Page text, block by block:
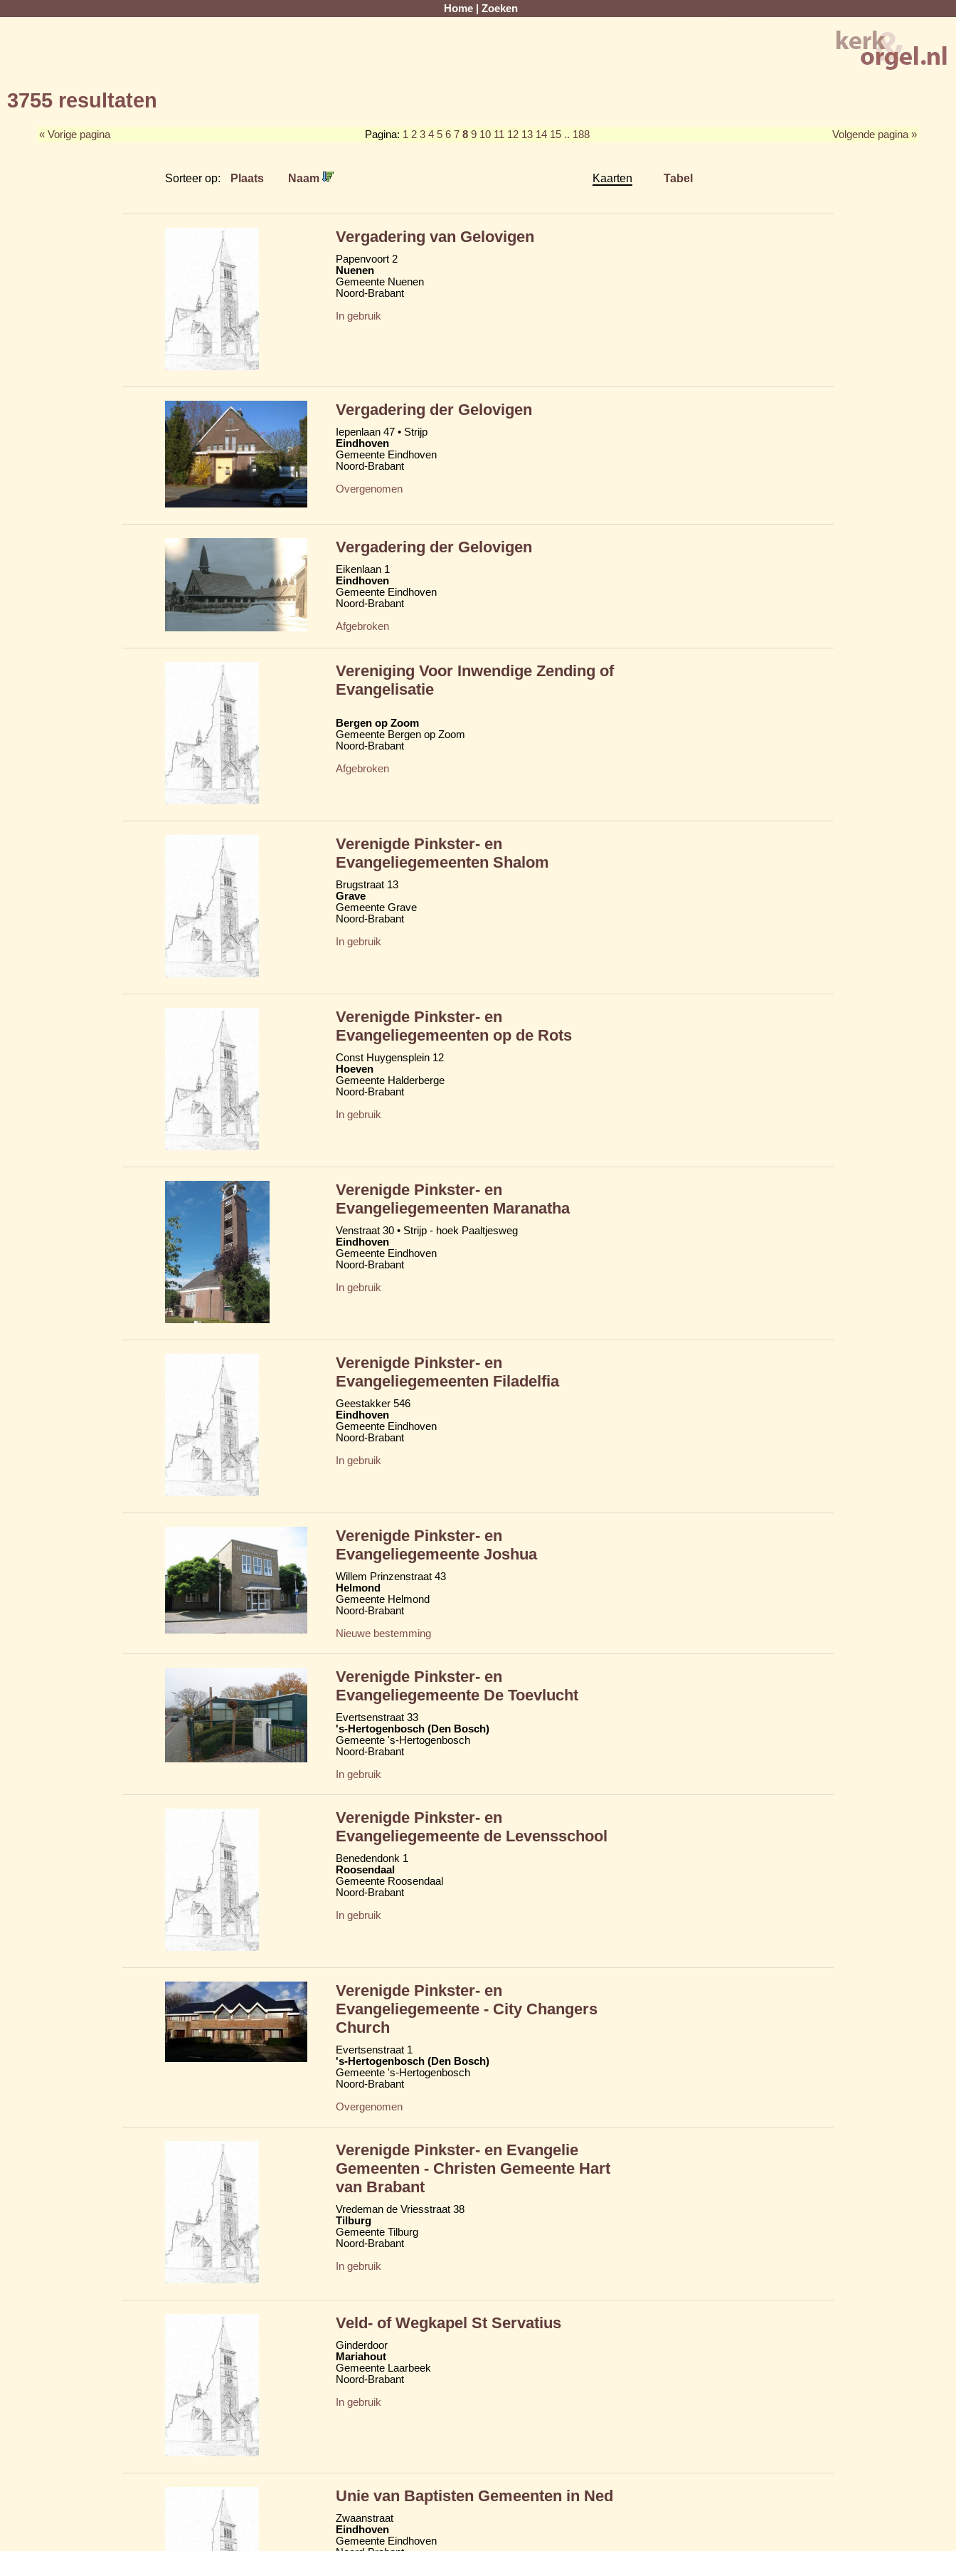
Home Zoeken
3755 resultaten
« Vorige pagina Pagina: 1 2 3 4 5 6 7 8 9 10 11 12 13 14 15 .. 188 Volgende pagina »
Sorteer op: Plaats Naam Kaarten Tabel
Vergadering van Gelovigen
Papenvoort 2
Nuenen
Gemeente Nuenen
Noord-Brabant
In gebruik
Vergadering der Gelovigen
Iepenlaan 47 • Strijp
Eindhoven
Gemeente Eindhoven
Noord-Brabant
Overgenomen
Vergadering der Gelovigen
Eikenlaan 1
Eindhoven
Gemeente Eindhoven
Noord-Brabant
Afgebroken
Vereniging Voor Inwendige Zending of
Evangelisatie
Bergen op Zoom
Gemeente Bergen op Zoom
Noord-Brabant
Afgebroken
Verenigde Pinkster- en
Evangeliegemeenten Shalom
Brugstraat 13
Grave
Gemeente Grave
Noord-Brabant
In gebruik
Verenigde Pinkster- en
Evangeliegemeenten op de Rots
Const Huygensplein 12
Hoeven
Gemeente Halderberge
Noord-Brabant
In gebruik
Verenigde Pinkster- en
Evangeliegemeenten Maranatha
Venstraat 30 • Strijp - hoek Paaltjesweg
Eindhoven
Gemeente Eindhoven
Noord-Brabant
In gebruik
Verenigde Pinkster- en
Evangeliegemeenten Filadelfia
Geestakker 546
Eindhoven
Gemeente Eindhoven
Noord-Brabant
In gebruik
Verenigde Pinkster- en
Evangeliegemeente Joshua
Willem Prinzenstraat 43
Helmond
Gemeente Helmond
Noord-Brabant
Nieuwe bestemming
Verenigde Pinkster- en
Evangeliegemeente De Toevlucht
Evertsenstraat 33
's-Hertogenbosch (Den Bosch)
Gemeente 's-Hertogenbosch
Noord-Brabant
In gebruik
Verenigde Pinkster- en
Evangeliegemeente de Levensschool
Benedendonk 1
Roosendaal
Gemeente Roosendaal
Noord-Brabant
In gebruik
Verenigde Pinkster- en
Evangeliegemeente - City Changers
Church
Evertsenstraat 1
's-Hertogenbosch (Den Bosch)
Gemeente 's-Hertogenbosch
Noord-Brabant
Overgenomen
Verenigde Pinkster- en Evangelie
Gemeenten - Christen Gemeente Hart
van Brabant
Vredeman de Vriesstraat 38
Tilburg
Gemeente Tilburg
Noord-Brabant
In gebruik
Veld- of Wegkapel St Servatius
Ginderdoor
Mariahout
Gemeente Laarbeek
Noord-Brabant
In gebruik
Unie van Baptisten Gemeenten in Ned
Zwaanstraat
Eindhoven
Gemeente Eindhoven